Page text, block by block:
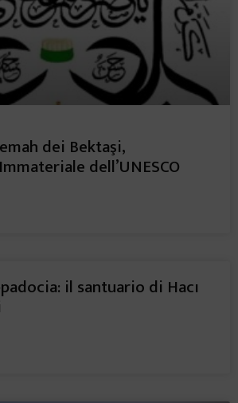
dei Bektaşi,
dell’UNESCO
il santuario di Hacı